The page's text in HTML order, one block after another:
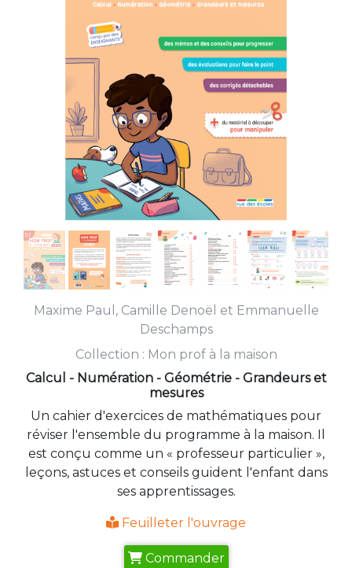
Maxime Paul , Camille Denoël et Emmanuelle
Deschamps
Collection : Mon prof à la maison
Calcul - Numération - Géométrie - Grandeurs et
mesures
Un cahier d'exercices de mathématiques pour
réviser l'ensemble du programme à la maison. Il
est conçu comme un « professeur particulier »,
leçons, astuces et conseils guident l'enfant dans
ses apprentissages.
Feuilleter l'ouvrage
Commander